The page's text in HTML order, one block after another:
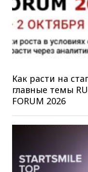
Как расти на
главные темы
FORUM 2026